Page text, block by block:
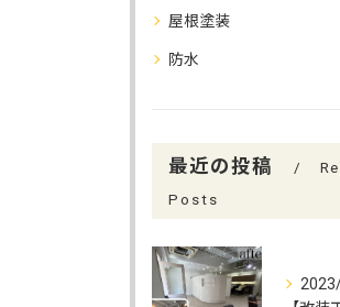
屋根塗装
防水
最近の投稿
Posts